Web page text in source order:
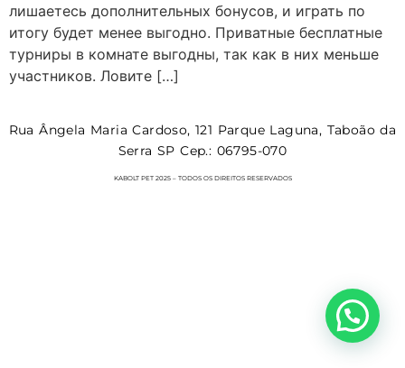
лишаетесь дополнительных бонусов, и играть по
итогу будет менее выгодно. Приватные бесплатные
турниры в комнате выгодны, так как в них меньше
участников. Ловите […]
KABOLT PET 2025 – TODOS OS DIREITOS RESERVADOS
Rua Ângela Maria Cardoso, 121 Parque Laguna, Taboão da
Serra SP Cep.: 06795-070